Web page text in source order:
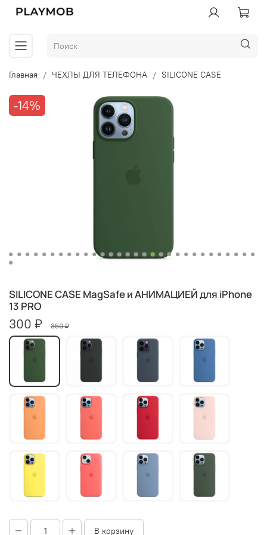
Главная ЧЕХЛЫ ДЛЯ ТЕЛЕФОНА SILICONE CASE
-14%
SILICONE CASE MagSafe и АНИМАЦИЕЙ для iPhone
13 PRO
300 ₽ 350 ₽
В корзину